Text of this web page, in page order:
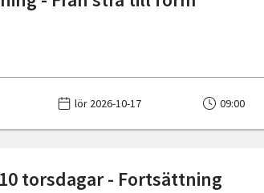
lör 2026-10-17 09:00
torsdagar - Fortsättning